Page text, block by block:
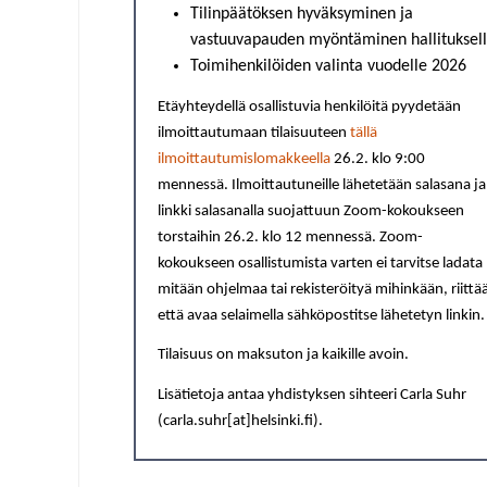
Tilinpäätöksen hyväksyminen ja
vastuuvapauden myöntäminen
Toimihenkilöiden valinta vuodelle 2026
Etäyhteydellä osallistuvia henkilöitä pyydetään
ilmoittautumaan tilaisuuteen tällä
ilmoittautumislomakkeella 26.2. klo 9:00
mennessä. Ilmoittautuneille lähetetään salasana ja
linkki salasanalla suojattuun Zoom-kokoukseen
torstaihin 26.2. klo 12 mennessä. Zoom-
kokoukseen osallistumista varten ei tarvitse ladata
mitään ohjelmaa tai rekisteröityä mihinkään,
että avaa selaimella sähköpostitse lähetetyn linkin.
Tilaisuus on maksuton ja kaikille avoin.
Lisätietoja antaa yhdistyksen sihteeri Carla Suhr
(carla.suhr[at]helsinki.fi).